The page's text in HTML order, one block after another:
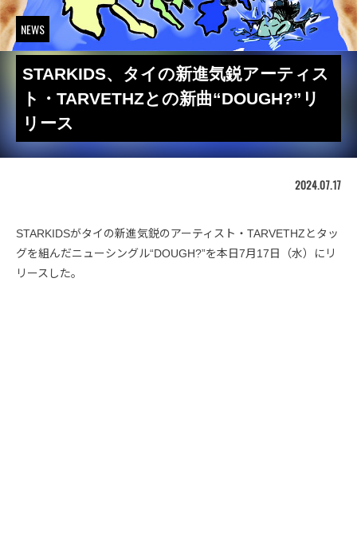
NEWS
STARKIDS、タイの新進気鋭アーティス
ト・TARVETHZとの新曲“DOUGH?”リ
リース
2024.07.17
STARKIDSがタイの新進気鋭のアーティスト・TARVETHZとタッ
グを組んだニューシングル“DOUGH?”を本日7月17日（水）にリ
リースした。